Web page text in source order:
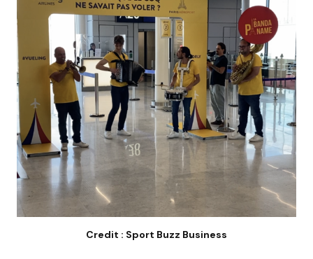
Credit : Sport Buzz Business